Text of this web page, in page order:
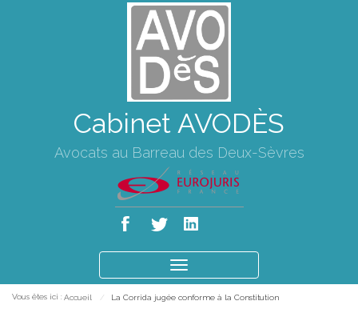
Cabinet AVODÈS
Avocats au Barreau des Deux-Sèvres
le
Vous êtes ici : Accueil La Corrida jugée conforme à la Constitution